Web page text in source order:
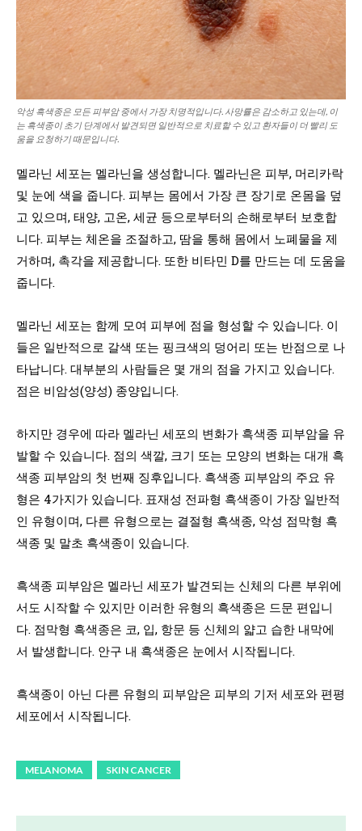
악성 흑색종은 모든 피부암 중에서 가장 치명적입니다. 사망률은 감소하고 있는데, 이
는 흑색종이 초기 단계에서 발견되면 일반적으로 치료할 수 있고 환자들이 더 빨리 도
움을 요청하기 때문입니다.
멜라닌 세포는 멜라닌을 생성합니다. 멜라닌은 피부, 머리카락
및 눈에 색을 줍니다. 피부는 몸에서 가장 큰 장기로 온몸을 덮
고 있으며, 태양, 고온, 세균 등으로부터의 손해로부터 보호합
니다. 피부는 체온을 조절하고, 땀을 통해 몸에서 노폐물을 제
거하며, 촉각을 제공합니다. 또한 비타민 D를 만드는 데 도움을
줍니다.
멜라닌 세포는 함께 모여 피부에 점을 형성할 수 있습니다. 이
들은 일반적으로 갈색 또는 핑크색의 덩어리 또는 반점으로 나
타납니다. 대부분의 사람들은 몇 개의 점을 가지고 있습니다.
점은 비암성(양성) 종양입니다.
하지만 경우에 따라 멜라닌 세포의 변화가 흑색종 피부암을 유
발할 수 있습니다. 점의 색깔, 크기 또는 모양의 변화는 대개 흑
색종 피부암의 첫 번째 징후입니다. 흑색종 피부암의 주요 유
형은 4가지가 있습니다. 표재성 전파형 흑색종이 가장 일반적
인 유형이며, 다른 유형으로는 결절형 흑색종, 악성 점막형 흑
색종 및 말초 흑색종이 있습니다.
흑색종 피부암은 멜라닌 세포가 발견되는 신체의 다른 부위에
서도 시작할 수 있지만 이러한 유형의 흑색종은 드문 편입니
다. 점막형 흑색종은 코, 입, 항문 등 신체의 얇고 습한 내막에
서 발생합니다. 안구 내 흑색종은 눈에서 시작됩니다.
흑색종이 아닌 다른 유형의 피부암은 피부의 기저 세포와 편평
세포에서 시작됩니다.
MELANOMA SKIN CANCER